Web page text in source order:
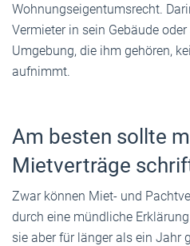
Wohnungseigentumsrecht.
Vermieter in sein Gebäude
Umgebung, die ihm gehören,
aufnimmt.
Am besten sollte
Mietverträge
Zwar können Miet- und
durch eine mündliche
sie aber für länger als ein Jahr